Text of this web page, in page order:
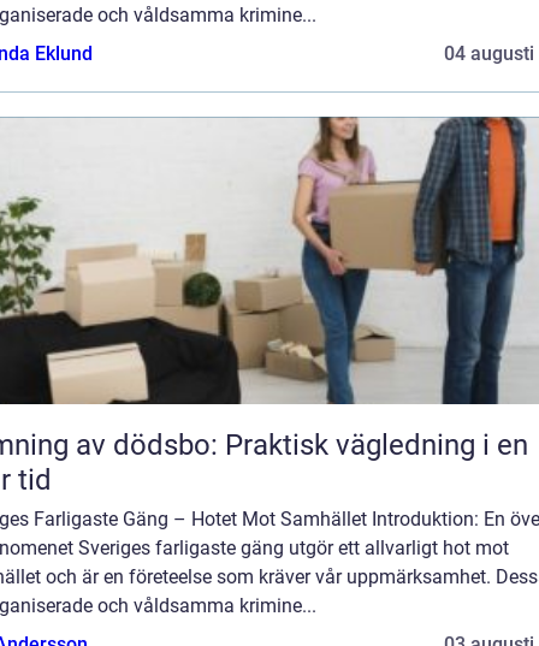
och våldsamma krimine...
Eklund
04 augusti
av dödsbo: Praktisk vägledning i en
tid
Farligaste Gäng – Hotet Mot Samhället Introduktion: En
Sveriges farligaste gäng utgör ett allvarligt hot mot
och är en företeelse som kräver vår uppmärksamhet.
och våldsamma krimine...